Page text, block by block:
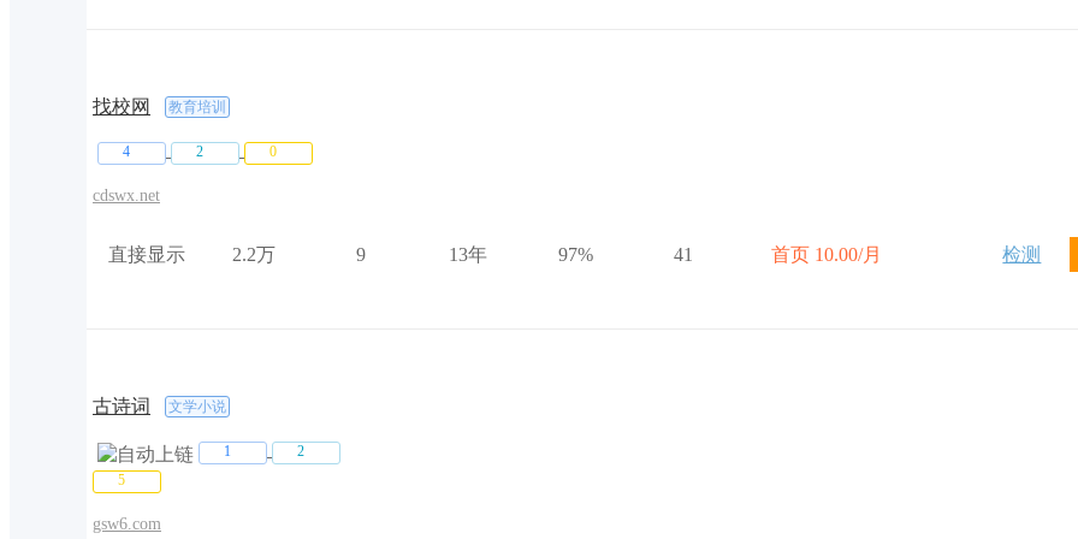
找校网 教育培训
4 2 0
cdswx.net
直接显示 2.2万 9 13年 97% 41 首页 10.00/月 检测
古诗词 文学小说
1
2
5
gsw6.com